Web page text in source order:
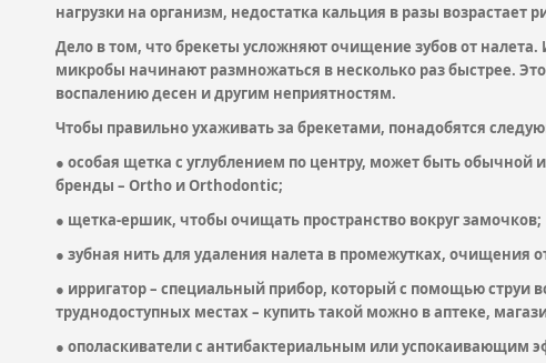
нагрузки на организм, недостатка кальция в разы возрастает
Дело в том, что брекеты усложняют очищение зубов от налета.
микробы начинают размножаться в несколько раз быстрее.
воспалению десен и другим неприятностям.
Чтобы правильно ухаживать за брекетами, понадобятся
● особая щетка с углублением по центру, может быть обычной
бренды – Ortho и Orthodontic;
● щетка-ершик, чтобы очищать пространство вокруг замочков;
● зубная нить для удаления налета в промежутках, очищения
● ирригатор – специальный прибор, который с помощью струи
труднодоступных местах – купить такой можно в аптеке,
● ополаскиватели с антибактериальным или успокаивающим